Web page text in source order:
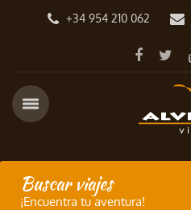
+34 954 210 062
Buscar viajes
¡Encuentra tu aventura!